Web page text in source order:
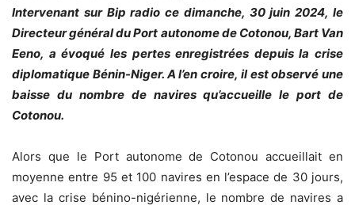
Intervenant sur Bip radio ce dimanche, 30 juin 2024, le
Directeur général du Port autonome de Cotonou, Bart Van
Eeno, a évoqué les pertes enregistrées depuis la crise
diplomatique Bénin-Niger. A l’en croire, il est observé une
baisse du nombre de navires qu’accueille le port de
Cotonou.
Alors que le Port autonome de Cotonou accueillait en
moyenne entre 95 et 100 navires en l’espace de 30 jours,
avec la crise bénino-nigérienne, le nombre de navires a